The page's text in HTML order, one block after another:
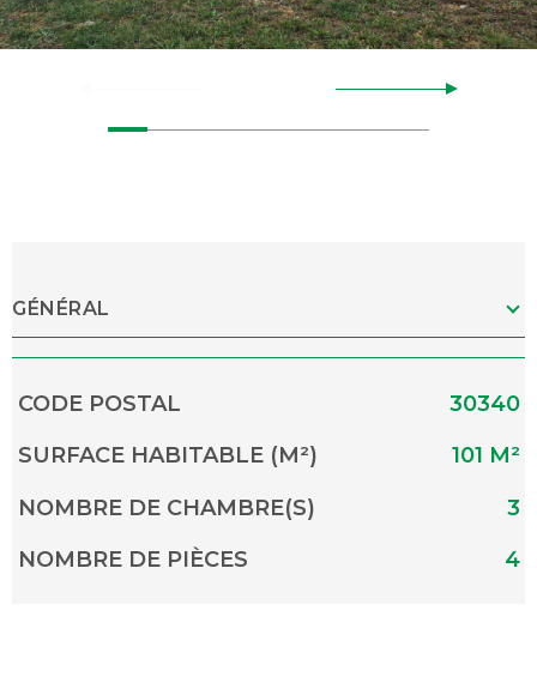
GÉNÉRAL
Caractérisque Valeurs
CODE POSTAL
30340
SURFACE HABITABLE (M²)
101 M²
NOMBRE DE CHAMBRE(S)
3
NOMBRE DE PIÈCES
4